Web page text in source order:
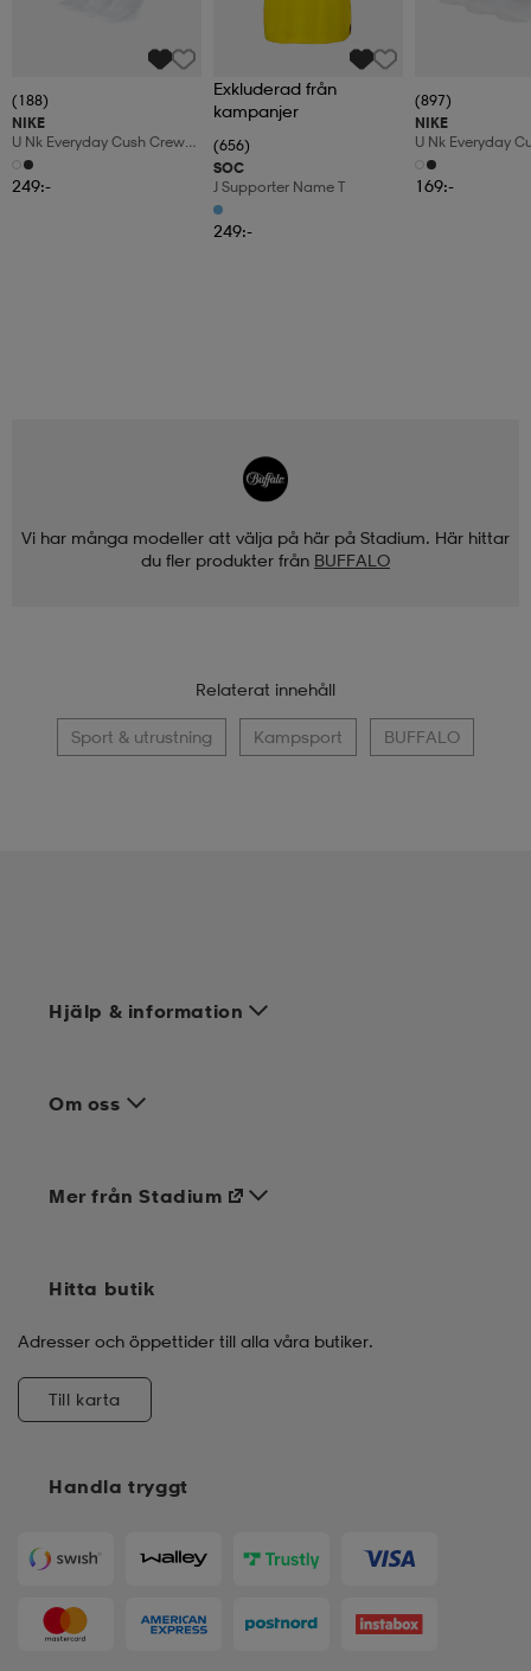
(188)
NIKE
U Nk Everyday Cush Crew
6pr-Bd
249:-
Exkluderad från
kampanjer
(656)
SOC
J Supporter Name T
249:-
(897)
NIKE
U Nk Everyday
3pr
169:-
Vi har många modeller att välja på här på Stadium. Här hittar
du fler produkter från BUFFALO
Relaterat innehåll
Sport & utrustning Kampsport BUFFALO
Hjälp & information
Om oss
Handla tryggt
Mer från Stadium
Hitta butik
Adresser och öppettider till alla våra butiker.
Till karta